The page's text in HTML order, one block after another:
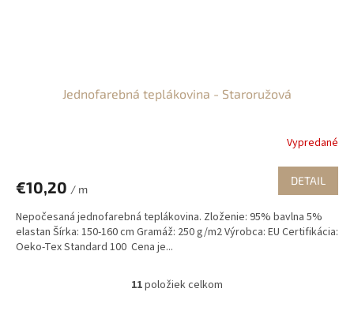
Jednofarebná teplákovina - Staroružová
Vypredané
€10,20 / m
DETAIL
Nepočesaná jednofarebná teplákovina. Zloženie: 95% bavlna 5%
elastan Šírka: 150-160 cm Gramáž: 250 g/m2 Výrobca: EU Certifikácia:
Oeko-Tex Standard 100 Cena je...
O
11položiek celkom